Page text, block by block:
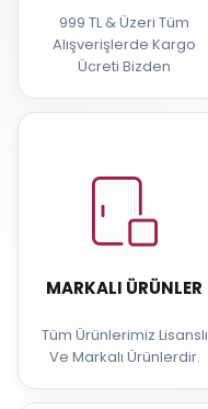
999 TL & Üzeri Tüm
Alışverişlerde Kargo
Ücreti Bizden
MARKALI ÜRÜNLER
Tüm Ürünlerimiz Lisanslı
Ve Markalı Ürünlerdir.